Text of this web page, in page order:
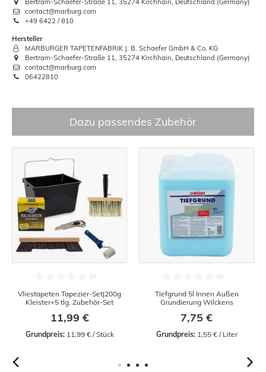
Bertram-Schaefer-Straße 11, 35274 Kirchhain, Deutschland (Germany)
contact@marburg.com
+49 6422 / 810
Hersteller
MARBURGER TAPETENFABRIK J. B. Schaefer GmbH & Co. KG
Bertram-Schaefer-Straße 11, 35274 Kirchhain, Deutschland (Germany)
contact@marburg.com
06422810
Dazu passendes Zubehör
Vliestapeten Tapezier-Set|200g
Kleister+5 tlg. Zubehör-Set
11,99 €
Grundpreis: 11,99 € / Stück
Tiefgrund 5l Innen Außen
Grundierung Wilckens
7,75 €
Grundpreis: 1,55 € / Liter